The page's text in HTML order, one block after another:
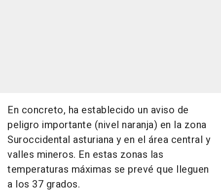
En concreto, ha establecido un aviso de
peligro importante (nivel naranja) en la zona
Suroccidental asturiana y en el área central y
valles mineros. En estas zonas las
temperaturas máximas se prevé que lleguen
a los 37 grados.